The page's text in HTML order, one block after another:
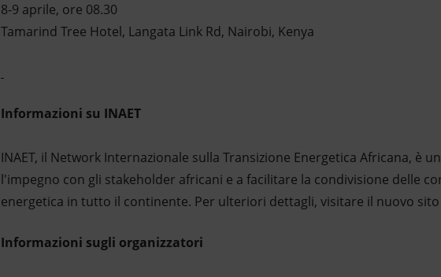
8-9 aprile, ore 08.30
Tamarind Tree Hotel, Langata Link Rd, Nairobi, Kenya
Informazioni su INAET
INAET, il Network Internazionale sulla Transizione Energetica Africana, è
l'impegno con gli stakeholder africani e a facilitare la condivisione delle
energetica in tutto il continente. Per ulteriori dettagli, visitare il nuovo sito
Informazioni sugli organizzatori